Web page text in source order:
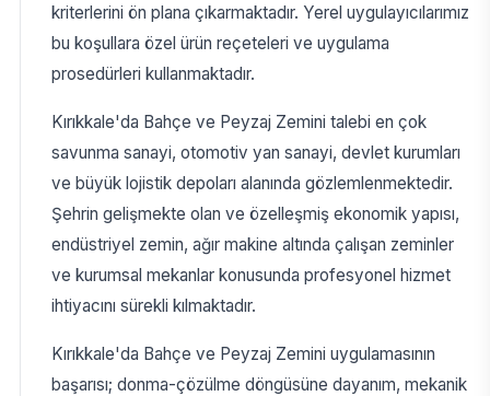
kriterlerini ön plana çıkarmaktadır. Yerel uygulayıcılarımız
bu koşullara özel ürün reçeteleri ve uygulama
prosedürleri kullanmaktadır.
Kırıkkale'da Bahçe ve Peyzaj Zemini talebi en çok
savunma sanayi, otomotiv yan sanayi, devlet kurumları
ve büyük lojistik depoları alanında gözlemlenmektedir.
Şehrin gelişmekte olan ve özelleşmiş ekonomik yapısı,
endüstriyel zemin, ağır makine altında çalışan zeminler
ve kurumsal mekanlar konusunda profesyonel hizmet
ihtiyacını sürekli kılmaktadır.
Kırıkkale'da Bahçe ve Peyzaj Zemini uygulamasının
başarısı; donma-çözülme döngüsüne dayanım, mekanik